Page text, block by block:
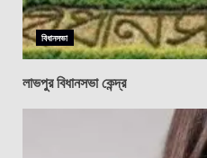
বিধানসভা
লাভপুর বিধানসভা কেন্দ্র